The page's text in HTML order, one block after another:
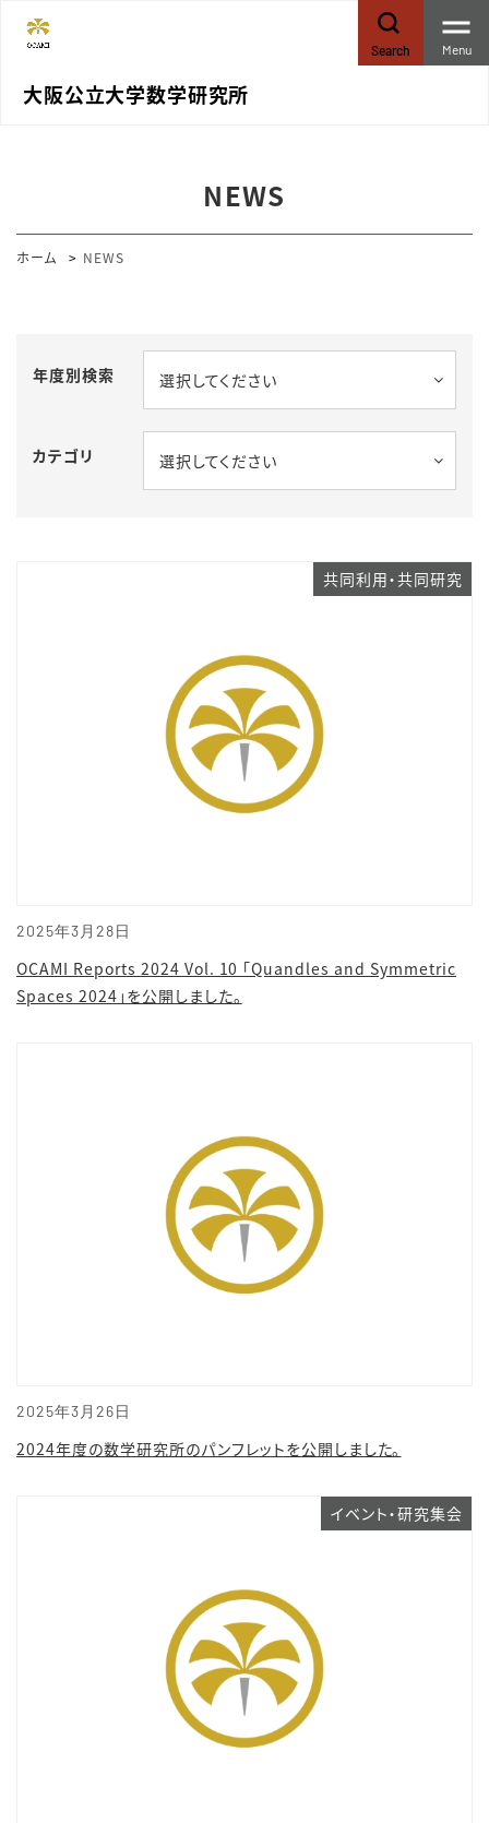
大阪公立大学数学研究所
Search Menu
NEWS
ホーム NEWS
年度別検索 選択してください
カテゴリ 選択してください
2025年3月28日
共同利用・共同研究
OCAMI Reports 2024 Vol. 10 「Quandles and Symmetric
Spaces 2024」を公開しました。
2025年3月26日
2024年度の数学研究所のパンフレットを公開しました。
イベント・研究集会